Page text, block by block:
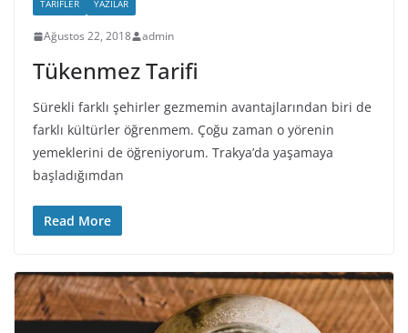
TARIFLER YAZILAR
Ağustos 22, 2018 admin
Tükenmez Tarifi
Sürekli farklı şehirler gezmemin avantajlarından biri de
farklı kültürler öğrenmem. Çoğu zaman o yörenin
yemeklerini de öğreniyorum. Trakya’da yaşamaya
başladığımdan
Read More